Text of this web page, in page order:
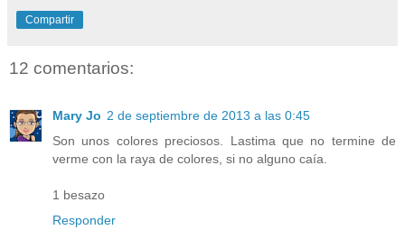
Compartir
12 comentarios:
Mary Jo 2 de septiembre de 2013 a las 0:45
Son unos colores preciosos. Lastima que no termine de
verme con la raya de colores, si no alguno caía.
1 besazo
Responder